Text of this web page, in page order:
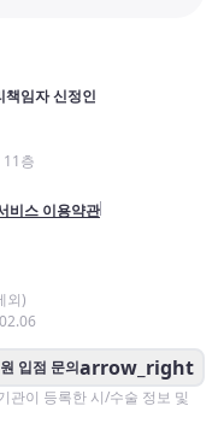
책임자 신정인
층
비스 이용약관
외)
입점 문의arrow_right
관이 등록한 시/수술 정보 및